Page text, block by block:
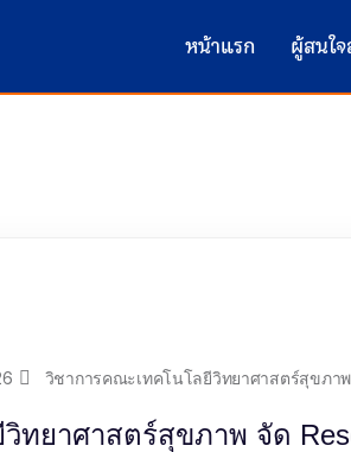
หน้าแรก ผู้สนใ
วิชาการคณะเทคโนโลยีวิทยาศาสตร์สุขภาพ
ทยาศาสตร์สุขภาพ จัด